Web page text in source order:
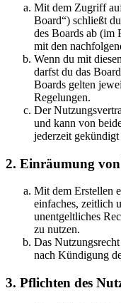
Mit dem Zugriff
Board“) schließt
des Boards ab (im
mit den
Wenn du mit
darfst du das
Boards gelten
Regelungen.
Der
und kann von
jederzeit
2. Einräumung
Mit dem Erstellen
einfaches, zeitlich
unentgeltliches
zu nutzen.
Das
nach Kündigung
3. Pflichten des